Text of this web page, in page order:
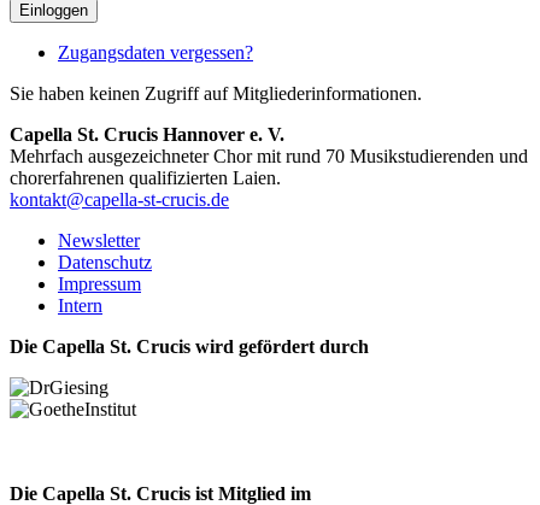
Einloggen
Zugangsdaten vergessen?
Sie haben keinen Zugriff auf Mitgliederinformationen.
Capella St. Crucis Hannover e. V.
Mehrfach ausgezeichneter Chor mit rund 70 Musikstudierenden und
chorerfahrenen qualifizierten Laien.
kontakt@capella-st-crucis.de
Newsletter
Datenschutz
Impressum
Intern
Die Capella St. Crucis wird gefördert durch
Die Capella St. Crucis ist Mitglied im